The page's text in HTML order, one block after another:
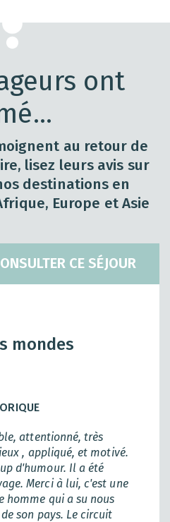
ont
au retour de
lisez leurs avis sur
destinations en
Europe et Asie
mondes
attentionné, très
, appliqué, et motivé.
d'humour. Il a été
Merci à lui, c'est une
homme qui a su nous
son pays. Le circuit
CE SÉJOUR